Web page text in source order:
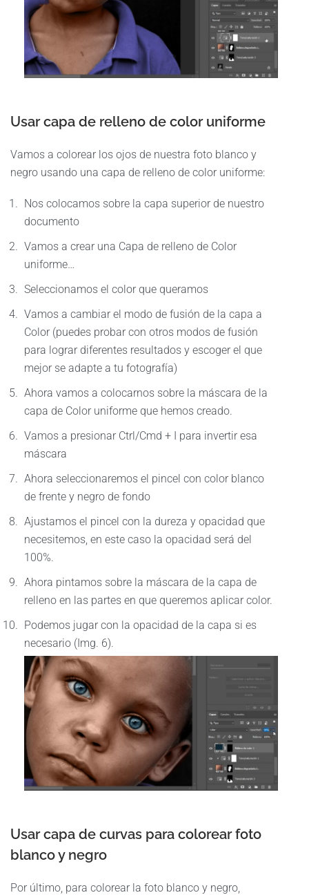
Usar capa de relleno de color uniforme
Vamos a colorear los ojos de nuestra foto blanco y
negro usando una capa de relleno de color uniforme:
Nos colocamos sobre la capa superior de nuestro
documento
Vamos a crear una Capa de relleno de Color
uniforme…
Seleccionamos el color que queramos
Vamos a cambiar el modo de fusión de la capa a
Color (puedes probar con otros modos de fusión
para lograr diferentes resultados y escoger el que
mejor se adapte a tu fotografía)
Ahora vamos a colocarnos sobre la máscara de la
capa de Color uniforme que hemos creado.
Vamos a presionar Ctrl/Cmd + I para invertir esa
máscara
Ahora seleccionaremos el pincel con color blanco
de frente y negro de fondo
Ajustamos el pincel con la dureza y opacidad que
necesitemos, en este caso la opacidad será del
100%.
Ahora pintamos sobre la máscara de la capa de
relleno en las partes en que queremos aplicar color.
Podemos jugar con la opacidad de la capa si es
necesario (Img. 6).
Usar capa de curvas para colorear foto
blanco y negro
Por último, para colorear la foto blanco y negro,